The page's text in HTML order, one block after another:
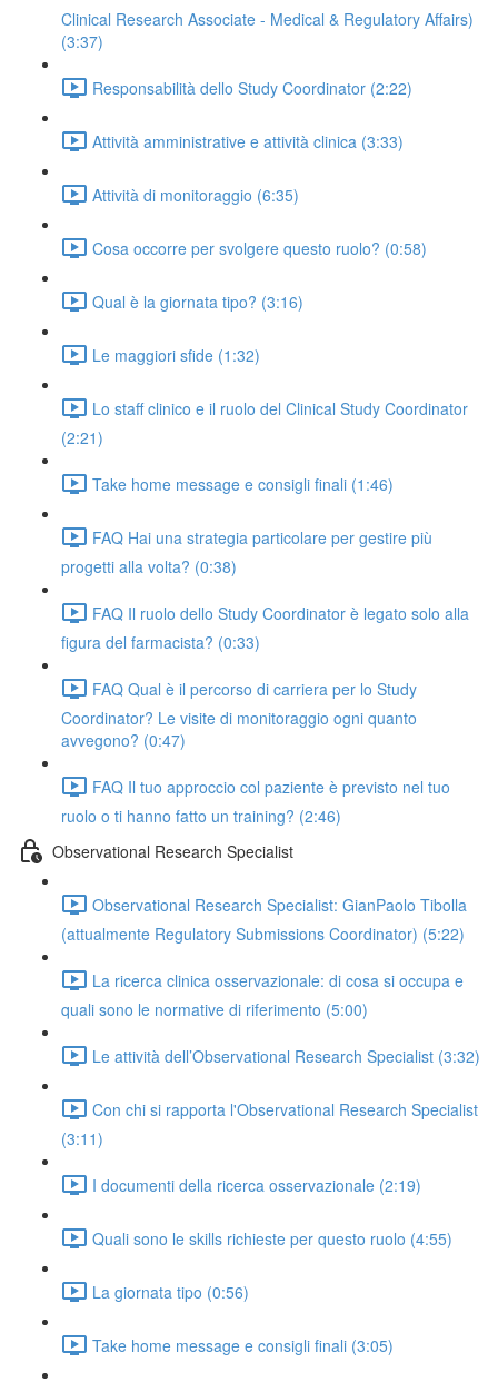
Clinical Research Associate - Medical & Regulatory Affairs)
(3:37)
Responsabilità dello Study Coordinator (2:22)
Attività amministrative e attività clinica (3:33)
Attività di monitoraggio (6:35)
Cosa occorre per svolgere questo ruolo? (0:58)
Qual è la giornata tipo? (3:16)
Le maggiori sfide (1:32)
Lo staff clinico e il ruolo del Clinical Study Coordinator
(2:21)
Take home message e consigli finali (1:46)
FAQ Hai una strategia particolare per gestire più
progetti alla volta? (0:38)
FAQ Il ruolo dello Study Coordinator è legato solo alla
figura del farmacista? (0:33)
FAQ Qual è il percorso di carriera per lo Study
Coordinator? Le visite di monitoraggio ogni quanto
avvegono? (0:47)
FAQ Il tuo approccio col paziente è previsto nel tuo
ruolo o ti hanno fatto un training? (2:46)
Observational Research Specialist
Observational Research Specialist: GianPaolo Tibolla
(attualmente Regulatory Submissions Coordinator) (5:22)
La ricerca clinica osservazionale: di cosa si occupa e
quali sono le normative di riferimento (5:00)
Le attività dell’Observational Research Specialist (3:32)
Con chi si rapporta l'Observational Research Specialist
(3:11)
I documenti della ricerca osservazionale (2:19)
Quali sono le skills richieste per questo ruolo (4:55)
La giornata tipo (0:56)
Take home message e consigli finali (3:05)